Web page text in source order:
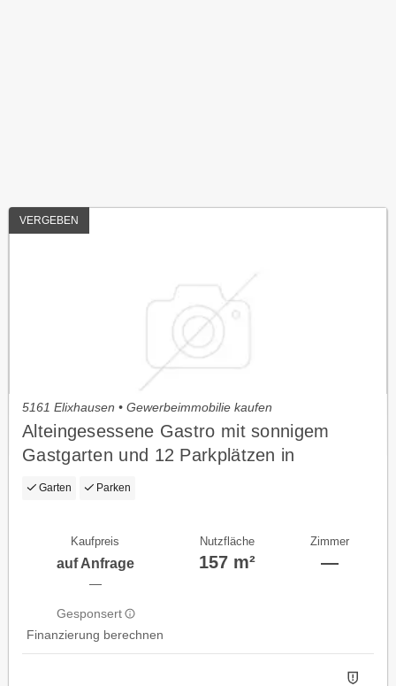
VERGEBEN
5161 Elixhausen • Gewerbeimmobilie kaufen
Alteingesessene Gastro mit sonnigem
Gastgarten und 12 Parkplätzen in
Elixhausen zu verkaufen!
Garten Parken
Kaufpreis
auf Anfrage
—
Gesponsert
Finanzierung berechnen
Nutzfläche
157 m²
Zimmer
—